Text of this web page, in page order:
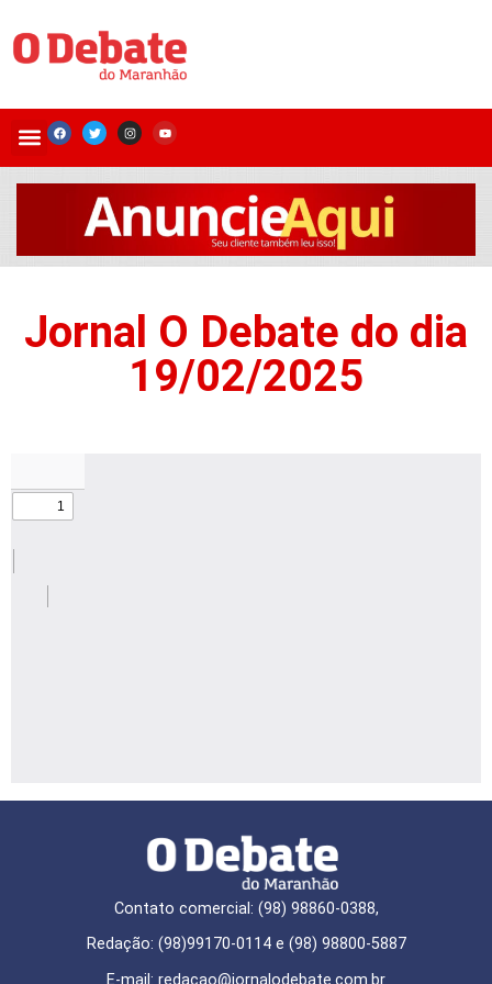
Jornal O Debate do dia
19/02/2025
Contato comercial: (98) 98860-0388,
Redação: (98)99170-0114 e (98) 98800-5887
E-mail: redaçao@jornalodebate.com.br